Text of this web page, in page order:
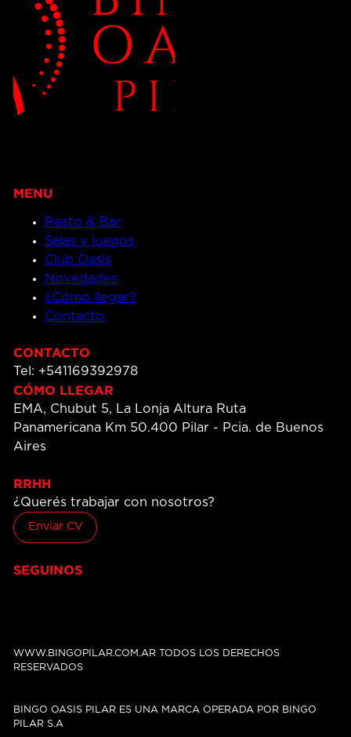
Resto & Bar
Salas y juegos
Club Oasis
Novedades
¿Cómo llegar?
Contacto
CONTACTO
Tel: +541169392978
CÓMO LLEGAR
EMA, Chubut 5, La Lonja Altura Ruta
Panamericana Km 50.400 Pilar - Pcia. de Buenos
Aires
RRHH
¿Querés trabajar con nosotros?
Enviar CV
SEGUINOS
WWW.BINGOPILAR.COM.AR TODOS LOS DERECHOS
RESERVADOS
BINGO OASIS PILAR ES UNA MARCA OPERADA POR BINGO
PILAR S.A